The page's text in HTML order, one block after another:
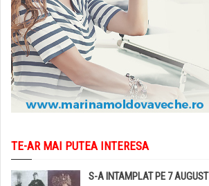
TE-AR MAI PUTEA INTERESA
S-A INTAMPLAT PE 7 AUGUST